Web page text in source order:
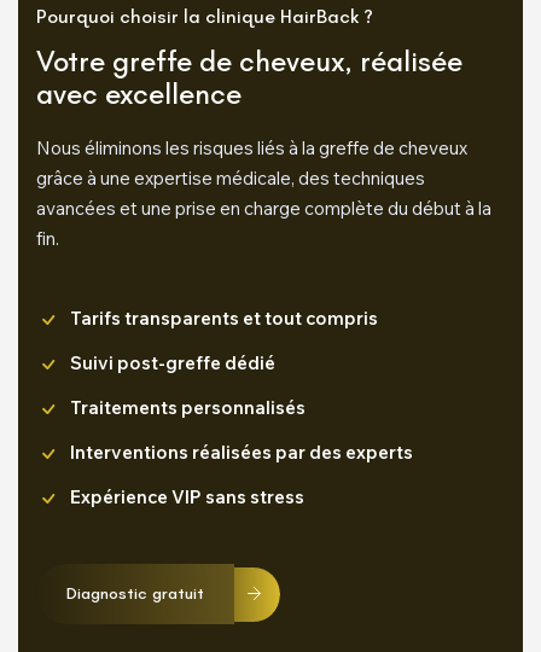
Pourquoi choisir la clinique HairBack ?
Votre greffe de cheveux, réalisée
avec excellence
Nous éliminons les risques liés à la greffe de cheveux
grâce à une expertise médicale, des techniques
avancées et une prise en charge complète du début à la
fin.
Tarifs transparents et tout compris
Suivi post-greffe dédié
Traitements personnalisés
Interventions réalisées par des experts
Expérience VIP sans stress
Diagnostic gratuit